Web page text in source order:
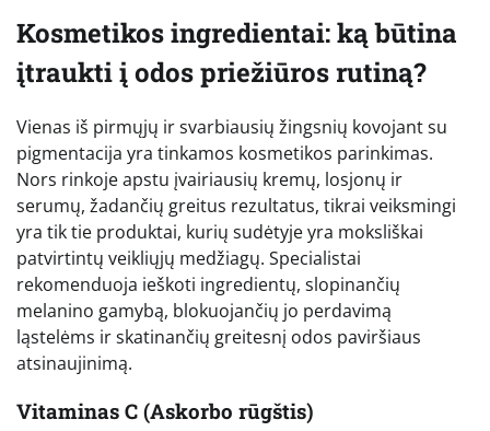
Kosmetikos ingredientai: ką būtina
įtraukti į odos priežiūros rutiną?
Vienas iš pirmųjų ir svarbiausių žingsnių kovojant su
pigmentacija yra tinkamos kosmetikos parinkimas.
Nors rinkoje apstu įvairiausių kremų, losjonų ir
serumų, žadančių greitus rezultatus, tikrai veiksmingi
yra tik tie produktai, kurių sudėtyje yra moksliškai
patvirtintų veikliųjų medžiagų. Specialistai
rekomenduoja ieškoti ingredientų, slopinančių
melanino gamybą, blokuojančių jo perdavimą
ląstelėms ir skatinančių greitesnį odos paviršiaus
atsinaujinimą.
Vitaminas C (Askorbo rūgštis)